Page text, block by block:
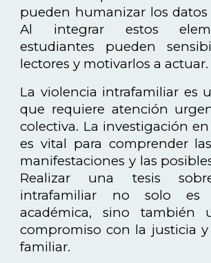
pueden humanizar los datos
Al integrar estos
estudiantes pueden
lectores y motivarlos a
La violencia intrafamiliar es
que requiere atención
colectiva. La investigación
es vital para comprender
manifestaciones y las
Realizar una tesis
intrafamiliar no solo es
académica, sino también
compromiso con la justicia
familiar.